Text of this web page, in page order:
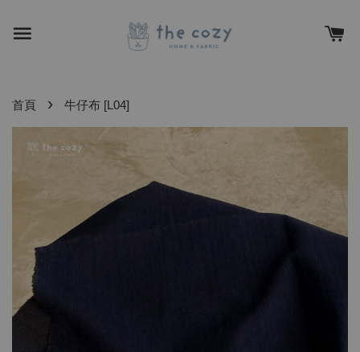
首頁 › 牛仔布 [L04]